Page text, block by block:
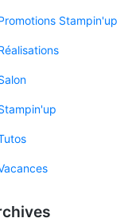
Stampin'up